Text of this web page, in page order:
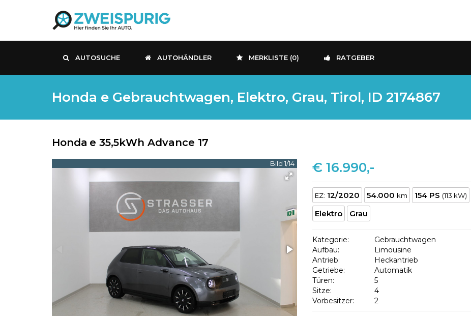
AUTOSUCHE AUTOHÄNDLER MERKLISTE (0) RATGEBER
Honda e Gebrauchtwagen, Elektro, Grau, Tirol, ID 2174867
Honda e 35,5kWh Advance 17
Bild 1/14 € 16.990,-
EZ: 12/2020 54.000 km 154 PS (113 kW)
Elektro Grau
Kategorie:
Gebrauchtwagen
Aufbau:
Limousine
Antrieb:
Heckantrieb
Getriebe:
Automatik
Türen:
5
Sitze:
4
Vorbesitzer:
2